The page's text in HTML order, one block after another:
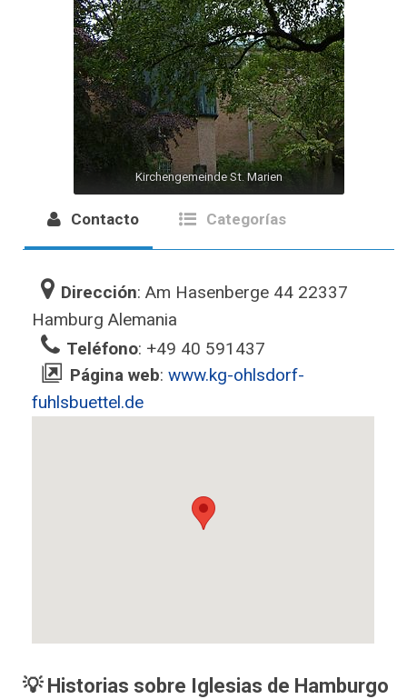
Kirchengemeinde St. Marien
Contacto Categorías
Dirección: Am Hasenberge 44 22337
Hamburg Alemania‎
Teléfono: +49 40 591437
Página web:www.kg-ohlsdorf-
fuhlsbuettel.de
💡 Historias sobre Iglesias de Hamburgo